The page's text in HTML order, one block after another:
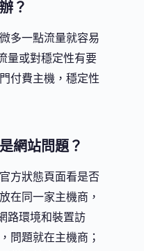
？
多一點流量就容易
量或對穩定性有要
付費主機，穩定性
網站問題？
方狀態頁面看是否
在同一家主機商，
路環境和裝置訪
問題就在主機商；